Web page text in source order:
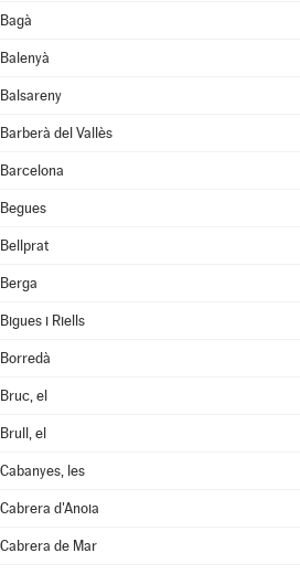
Bagà
Balenyà
Balsareny
Barberà del Vallès
Barcelona
Begues
Bellprat
Berga
Bigues i Riells
Borredà
Bruc, el
Brull, el
Cabanyes, les
Cabrera d'Anoia
Cabrera de Mar